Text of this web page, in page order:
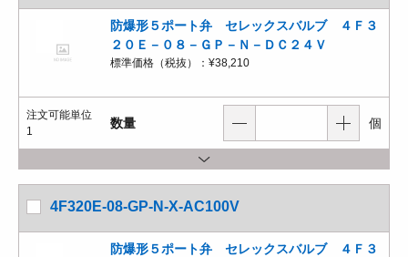
防爆形５ポート弁 セレックスバルブ ４Ｆ３
２０Ｅ－０８－ＧＰ－Ｎ－ＤＣ２４Ｖ
標準価格（税抜）： ¥38,210
注文可能単位
1
数量 個
4F320E-08-GP-N-X-AC100V
防爆形５ポート弁 セレックスバルブ ４Ｆ３